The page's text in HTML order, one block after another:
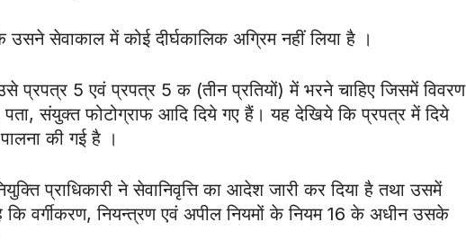
सेवाकाल में कोई दीर्घकालिक अग्रिम नहीं लिया है ।
प्रपत्र 5 एवं प्रपत्र 5 क (तीन प्रतियों) में भरने चाहिए जिसमें विवरण
पता, संयुक्त फोटोग्राफ आदि दिये गए हैं। यह देखिये कि प्रपत्र में दिये
की गई है ।
प्राधिकारी ने सेवानिवृत्ति का आदेश जारी कर दिया है तथा उसमें
वर्गीकरण, नियन्त्रण एवं अपील नियमों के नियम 16 के अधीन उसके